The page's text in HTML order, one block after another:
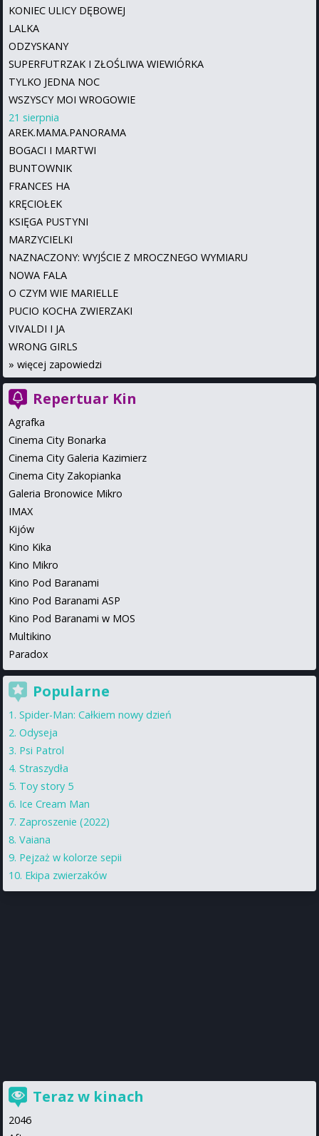
KONIEC ULICY DĘBOWEJ
LALKA
ODZYSKANY
SUPERFUTRZAK I ZŁOŚLIWA WIEWIÓRKA
TYLKO JEDNA NOC
WSZYSCY MOI WROGOWIE
21 sierpnia
AREK.MAMA.PANORAMA
BOGACI I MARTWI
BUNTOWNIK
FRANCES HA
KRĘCIOŁEK
KSIĘGA PUSTYNI
MARZYCIELKI
NAZNACZONY: WYJŚCIE Z MROCZNEGO WYMIARU
NOWA FALA
O CZYM WIE MARIELLE
PUCIO KOCHA ZWIERZAKI
VIVALDI I JA
WRONG GIRLS
» więcej zapowiedzi
Repertuar Kin
Agrafka
Cinema City Bonarka
Cinema City Galeria Kazimierz
Cinema City Zakopianka
Galeria Bronowice Mikro
IMAX
Kijów
Kino Kika
Kino Mikro
Kino Pod Baranami
Kino Pod Baranami ASP
Kino Pod Baranami w MOS
Multikino
Paradox
Popularne
Spider-Man: Całkiem nowy dzień
Odyseja
Psi Patrol
Straszydła
Toy story 5
Ice Cream Man
Zaproszenie (2022)
Vaiana
Pejzaż w kolorze sepii
Ekipa zwierzaków
Teraz w kinach
2046